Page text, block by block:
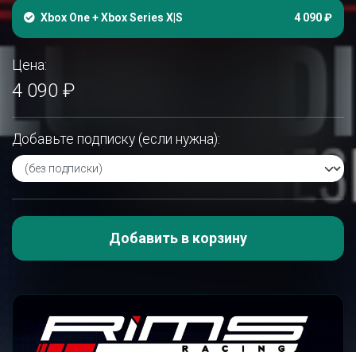
Xbox One + Xbox Series X|S 4 090 ₽
Цена:
4 090 ₽
Добавьте подписку (если нужна):
Добавить в корзину